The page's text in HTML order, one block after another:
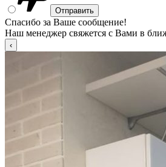
Спасибо за Ваше сообщение!
Наш менеджер свяжется с Вами в